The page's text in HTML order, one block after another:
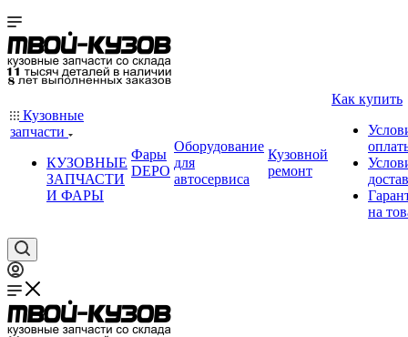
Кузовные
запчасти
КУЗОВНЫЕ
ЗАПЧАСТИ
И ФАРЫ
Фары
DEPO
Оборудование
для
автосервиса
Кузовной
ремонт
Как купить
на